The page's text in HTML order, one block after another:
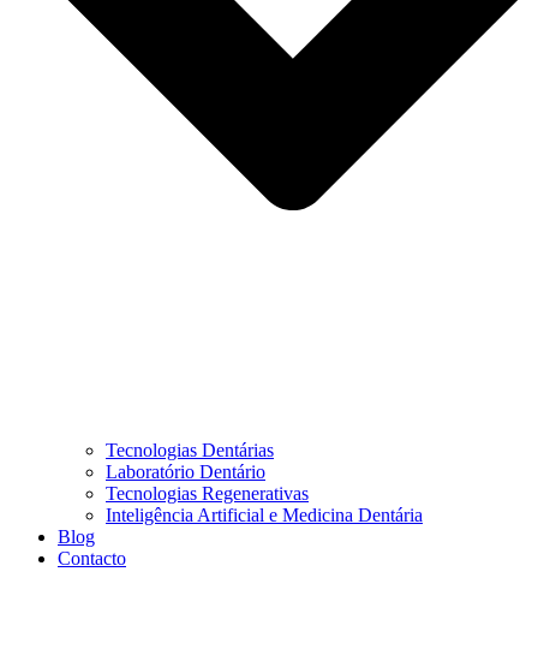
Tecnologias Dentárias
Laboratório Dentário
Tecnologias Regenerativas
Inteligência Artificial e Medicina Dentária
Blog
Contacto